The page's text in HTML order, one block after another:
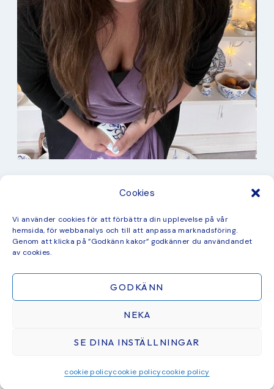
Cookies
Vi använder cookies för att förbättra din upplevelse på vår
hemsida, för webbanalys och till att anpassa marknadsföring.
Genom att klicka på ”Godkänn kakor” godkänner du användandet
av cookies.
GODKÄNN
NEKA
SE DINA INSTÄLLNINGAR
cookie policycookie policycookie policy
Kurser
Måleri
mina favorit recept
Mönster
ÅTERFÖRSÄLJARE & SAMARBETEN
© 2026 STUDIO KURBITS · THEME BY17TH AVENUE